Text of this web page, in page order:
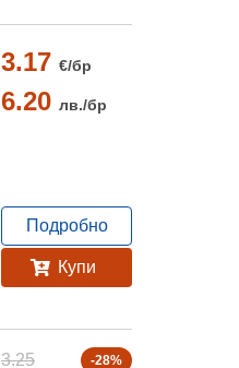
3.17 €/бр
6.20 лв./бр
Подробно
Купи
-28%
3.25